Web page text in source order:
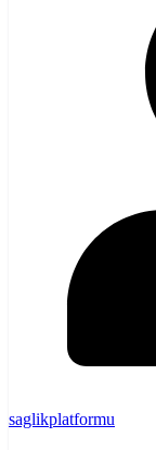
saglikplatformu